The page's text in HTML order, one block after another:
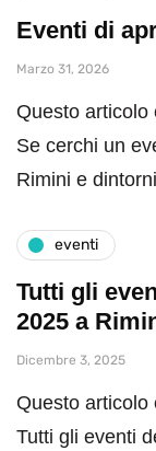
Eventi di
Marzo 31, 2026
Questo articolo
Se cerchi un
Rimini e
eventi
Tutti gli
2025 a
Dicembre 3, 2025
Questo articolo
Tutti gli eventi